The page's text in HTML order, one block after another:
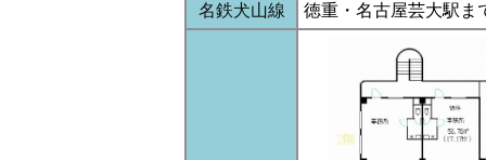
名鉄犬山線
徳重・名古屋芸大駅ま